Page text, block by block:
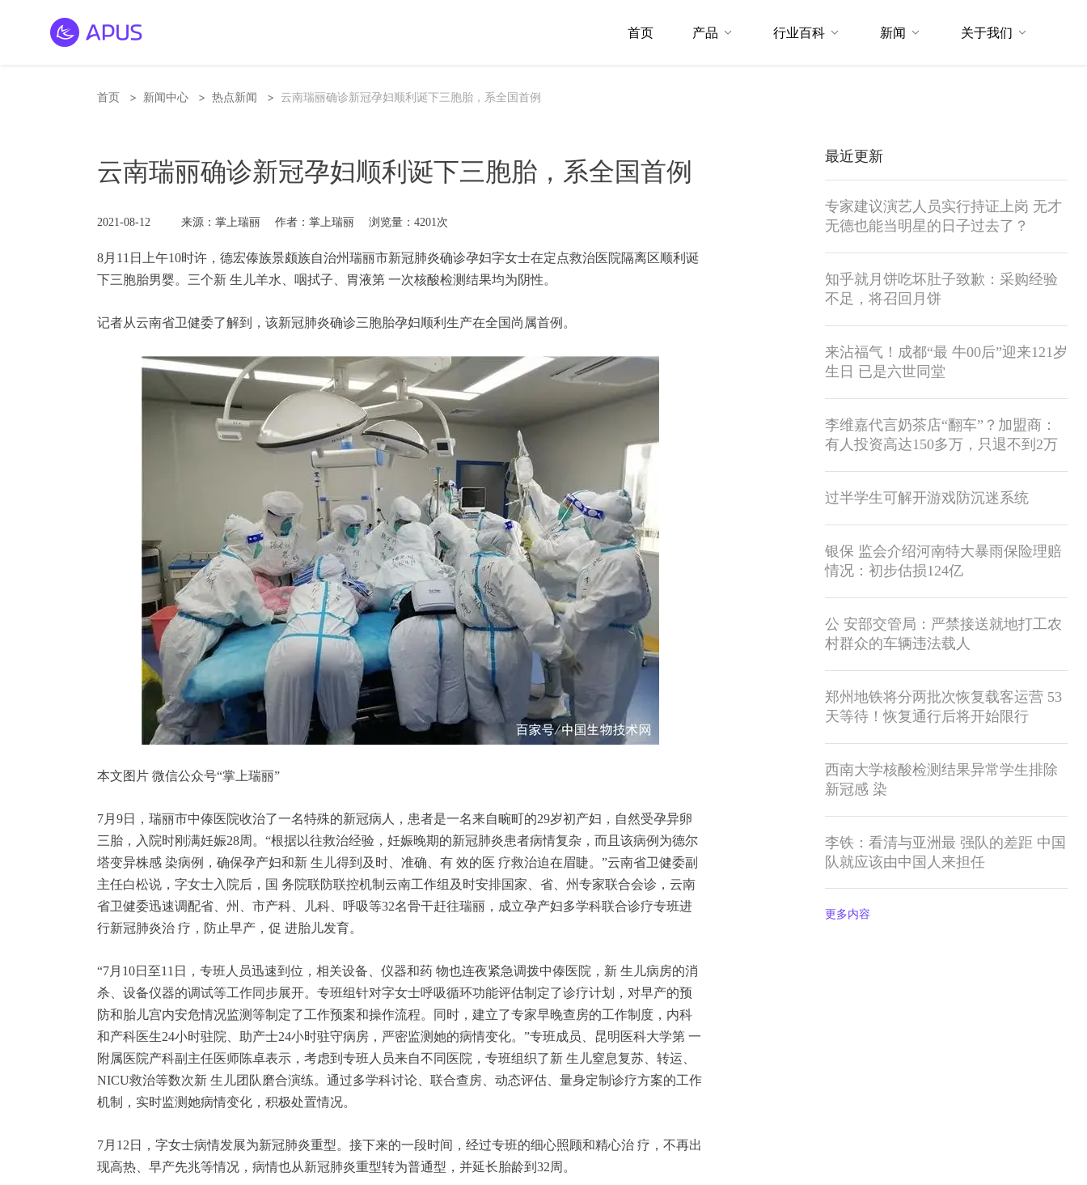
首页 产品 行业百科 新闻 关于我们
首页 > 新闻中心 > 热点新闻 > 云南瑞丽确诊新冠孕妇顺利诞下三胞胎，系全国首例
云南瑞丽确诊新冠孕妇顺利诞下三胞胎，系全国首例
2021-08-12 来源：掌上瑞丽 作者：掌上瑞丽 浏览量：4201次
8月11日上午10时许，德宏傣族景颇族自治州瑞丽市新冠肺炎确诊孕妇字女士在定点救治医院隔离区顺利诞
下三胞胎男婴。三个新 生儿羊水、咽拭子、胃液第 一次核酸检测结果均为阴性。
记者从云南省卫健委了解到，该新冠肺炎确诊三胞胎孕妇顺利生产在全国尚属首例。
本文图片 微信公众号“掌上瑞丽”
7月9日，瑞丽市中傣医院收治了一名特殊的新冠病人，患者是一名来自畹町的29岁初产妇，自然受孕异卵
三胎，入院时刚满妊娠28周。“根据以往救治经验，妊娠晚期的新冠肺炎患者病情复杂，而且该病例为德尔
塔变异株感 染病例，确保孕产妇和新 生儿得到及时、准确、有 效的医 疗救治迫在眉睫。”云南省卫健委副
主任白松说，字女士入院后，国 务院联防联控机制云南工作组及时安排国家、省、州专家联合会诊，云南
省卫健委迅速调配省、州、市产科、儿科、呼吸等32名骨干赶往瑞丽，成立孕产妇多学科联合诊疗专班进
行新冠肺炎治 疗，防止早产，促 进胎儿发育。
“7月10日至11日，专班人员迅速到位，相关设备、仪器和药 物也连夜紧急调拨中傣医院，新 生儿病房的消
杀、设备仪器的调试等工作同步展开。专班组针对字女士呼吸循环功能评估制定了诊疗计划，对早产的预
防和胎儿宫内安危情况监测等制定了工作预案和操作流程。同时，建立了专家早晚查房的工作制度，内科
和产科医生24小时驻院、助产士24小时驻守病房，严密监测她的病情变化。”专班成员、昆明医科大学第 一
附属医院产科副主任医师陈卓表示，考虑到专班人员来自不同医院，专班组织了新 生儿窒息复苏、转运、
NICU救治等数次新 生儿团队磨合演练。通过多学科讨论、联合查房、动态评估、量身定制诊疗方案的工作
机制，实时监测她病情变化，积极处置情况。
7月12日，字女士病情发展为新冠肺炎重型。接下来的一段时间，经过专班的细心照顾和精心治 疗，不再出
现高热、早产先兆等情况，病情也从新冠肺炎重型转为普通型，并延长胎龄到32周。
最近更新
专家建议演艺人员实行持证上岗 无才
无德也能当明星的日子过去了？
知乎就月饼吃坏肚子致歉：采购经验
不足，将召回月饼
来沾福气！成都“最 牛00后”迎来121岁
生日 已是六世同堂
李维嘉代言奶茶店“翻车”？加盟商：
有人投资高达150多万，只退不到2万
过半学生可解开游戏防沉迷系统
银保 监会介绍河南特大暴雨保险理赔
情况：初步估损124亿
公 安部交管局：严禁接送就地打工农
村群众的车辆违法载人
郑州地铁将分两批次恢复载客运营 53
天等待！恢复通行后将开始限行
西南大学核酸检测结果异常学生排除
新冠感 染
李铁：看清与亚洲最 强队的差距 中国
队就应该由中国人来担任
更多内容